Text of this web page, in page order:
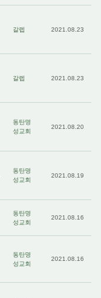
갈렙 2021.08.23
갈렙 2021.08.23
동탄명
성교회
2021.08.20
동탄명
성교회
2021.08.19
동탄명
성교회
2021.08.16
동탄명
성교회
2021.08.16